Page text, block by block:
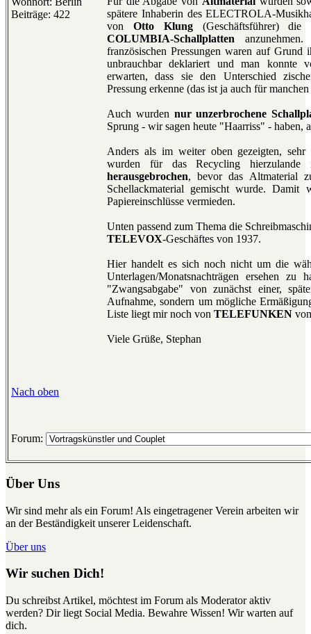
Beiträge: 422
spätere Inhaberin des ELECTROLA-
von Otto Klung(Geschäftsführer) die
COLUMBIA-Schallplatten
französischen Pressungen waren auf Grund
unbrauchbar deklariert und man konnte
erwarten, dass sie den Unterschied
Pressung erkenne (das ist ja auch für
Auch wurden nur unzerbrochene
Sprung - wir sagen heute "Haarriss" -
Anders als im weiter oben gezeigten, sehr
wurden für das Recycling
herausgebrochen, bevor das Altmaterial
Schellackmaterial gemischt wurde. Damit
Papiereinschlüsse vermieden.
Unten passend zum Thema die
TELEVOX-Geschäftes von 1937.
Hier handelt es sich noch nicht um die
Unterlagen/Monatsnachträgen ersehen
"Zwangsabgabe" von zunächst einer,
Aufnahme, sondern um mögliche
Liste liegt mir noch von TELEFUNKEN
Viele Grüße, Stephan
Nach oben
Forum:
Über Uns
Wir sind mehr als ein Forum! Als eingetragener Verein arbeiten wir
an der Beständigkeit unserer Leidenschaft.
Über uns
Wir suchen Dich!
Du schreibst Artikel, möchtest im Forum als Moderator aktiv
werden? Dir liegt Social Media. Bewahre Wissen! Wir warten auf
dich.